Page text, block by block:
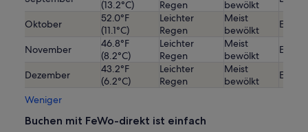
(13.2°C)
Regen
bewölkt
Oktober
52.0°F
(11.1°C)
Leichter
Regen
Meist
bewölkt
November
46.8°F
(8.2°C)
Leichter
Regen
Meist
bewölkt
Dezember
43.2°F
(6.2°C)
Leichter
Regen
Meist
bewölkt
Weniger
Buchen mit FeWo-direkt ist einfach